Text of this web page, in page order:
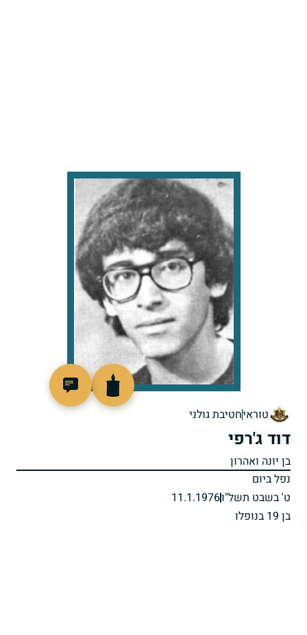
טוראיחטיבת גולני
דוד ג'רפי
בן יונה ואהרון
נפל ביום
ט' בשבט תשל"ו11.1.1976
בן 19 בנופלו